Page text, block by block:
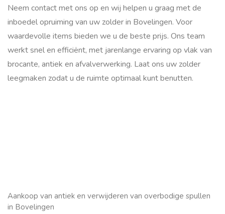
Neem contact met ons op en wij helpen u graag met de
inboedel opruiming van uw zolder in Bovelingen. Voor
waardevolle items bieden we u de beste prijs. Ons team
werkt snel en efficiënt, met jarenlange ervaring op vlak van
brocante, antiek en afvalverwerking. Laat ons uw zolder
leegmaken zodat u de ruimte optimaal kunt benutten.
Aankoop van antiek en verwijderen van overbodige spullen
in Bovelingen